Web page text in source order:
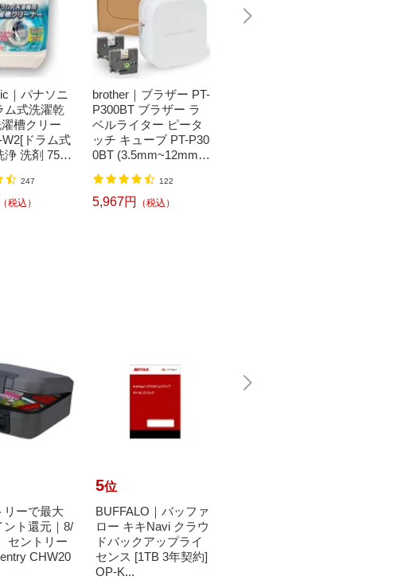
｜パナソニ
ム式洗濯乾
槽クリー
ドラム式
浄 洗剤 750
247
（税込）
brother｜ブラザー PT-
P300BT ブラザー ラ
ベルライター ピータ
ッチ キューブ PT-P30
0BT (3.5mm~12mm
CH CUBE（ピータッ
チキューブ）[PTP300
122
5,967円 （税込）
リーで最大
ント還元｜8/
セントリー
CHW20
5位
BUFFALO｜バッファ
ロー キキNavi クラウ
ドバックアップライ
センス [1TB 3年契約]
OP-K...